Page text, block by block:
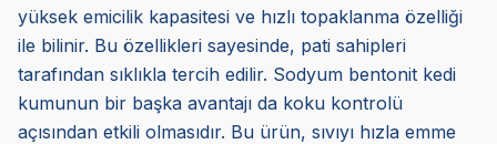
yüksek emicilik kapasitesi ve hızlı topaklanma özelliği
ile bilinir. Bu özellikleri sayesinde, pati sahipleri
tarafından sıklıkla tercih edilir. Sodyum bentonit kedi
kumunun bir başka avantajı da koku kontrolü
açısından etkili olmasıdır. Bu ürün, sıvıyı hızla emme